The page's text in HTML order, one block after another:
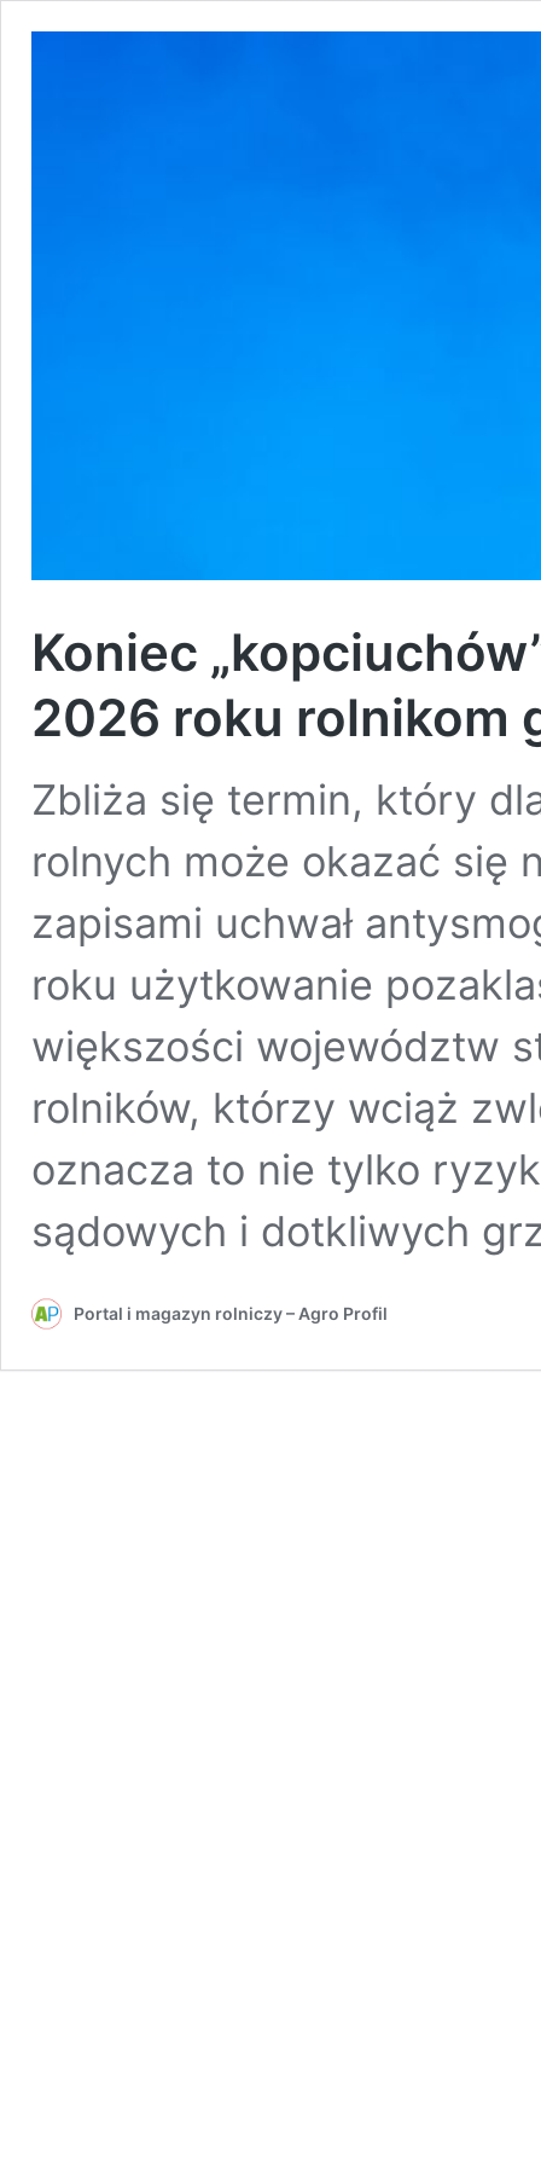
Koniec
2026 roku rolnikom
Zbliża się termin, który
rolnych może okazać się
zapisami uchwał
roku użytkowanie
większości województw
rolników, którzy wciąż
oznacza to nie tylko
sądowych i dotkliwych
Portal i magazyn rolniczy – Agro Profil